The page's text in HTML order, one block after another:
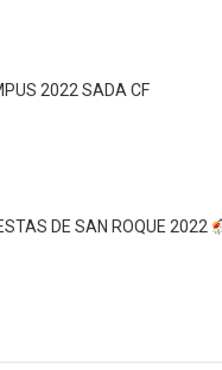
2022 SADA CF
DE SAN ROQUE 2022